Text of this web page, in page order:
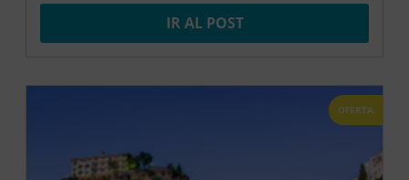
IR AL POST
OFERTA